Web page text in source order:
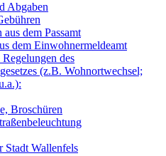
Abgaben
dem Passamt
dem Einwohnermeldeamt
des
(z.B. Wohnortwechsel;
Broschüren
Stadt Wallenfels